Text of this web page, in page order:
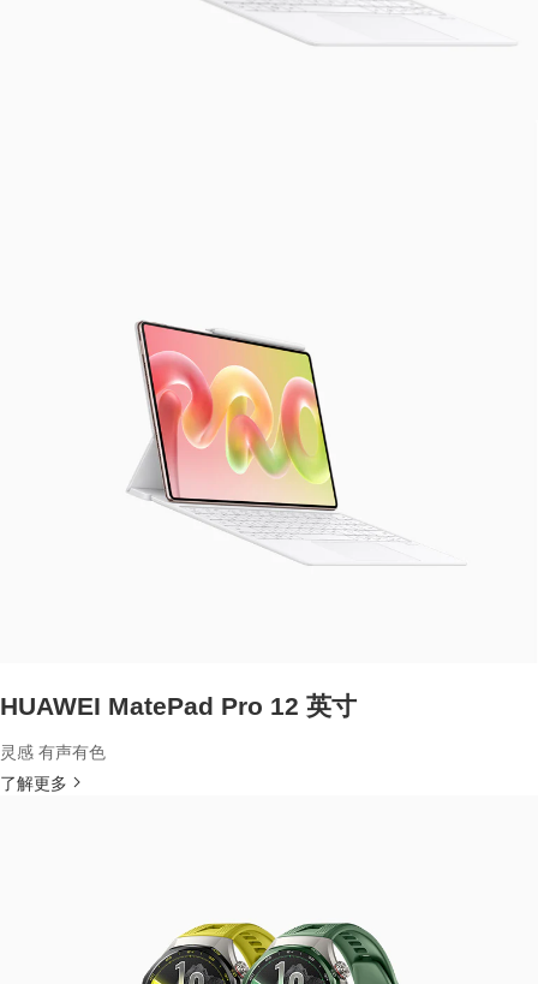
HUAWEI MatePad Pro 12 英寸
灵感 有声有色
了解更多